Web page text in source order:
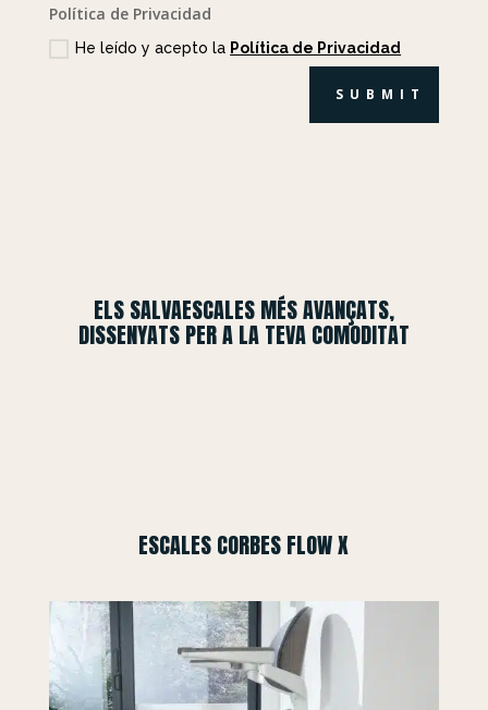
Política de Privacidad
He leído y acepto la Política de Privacidad
SUBMIT
ELS SALVAESCALES MÉS AVANÇATS,
DISSENYATS PER A LA TEVA COMODITAT
ESCALES CORBES FLOW X